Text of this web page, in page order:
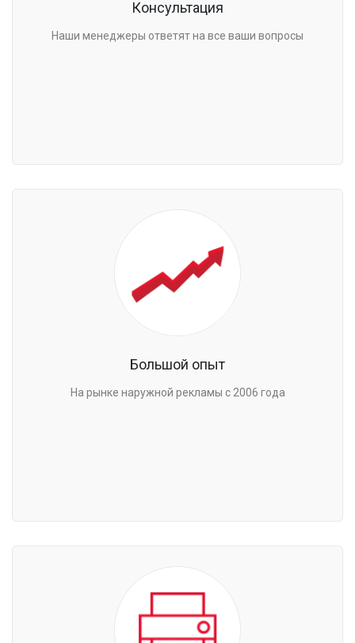
Консультация
Наши менеджеры ответят на все ваши вопросы
Большой опыт
На рынке наружной рекламы с 2006 года